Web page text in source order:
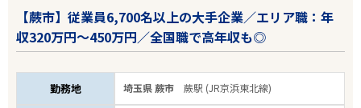
【蕨市】従業員6,700名以上の大手企業／エリア職：年
収320万円～450万円／全国職で高年収も◎
勤務地 埼玉県 蕨市蕨駅 (JR京浜東北線)